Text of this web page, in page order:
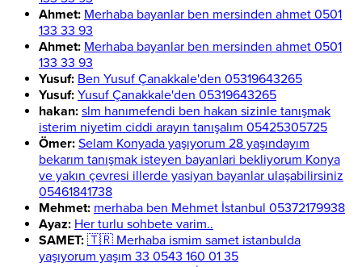
Ahmet: Merhaba bayanlar ben mersinden ahmet 0501
133 33 93
Ahmet: Merhaba bayanlar ben mersinden ahmet 0501
133 33 93
Yusuf: Ben Yusuf Çanakkale'den 05319643265
Yusuf: Yusuf Çanakkale'den 05319643265
hakan: slm hanımefendi ben hakan sizinle tanışmak
isterim niyetim ciddi arayın tanışalım 05425305725
Ömer: Selam Konyada yaşıyorum 28 yaşındayım
bekarım tanışmak isteyen bayanlari bekliyorum Konya
ve yakın çevresi illerde yasiyan bayanlar ulaşabilirsiniz
05461841738
Mehmet: merhaba ben Mehmet İstanbul 05372179938
Ayaz: Her turlu sohbete varim..
SAMET: 🇹🇷 Merhaba ismim samet istanbulda
yaşıyorum yaşım 33 0543 160 01 35